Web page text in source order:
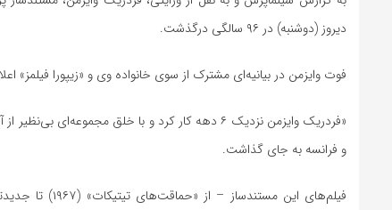
دیروز (دوشنبه) در ۹۶ سالگی درگذشت.
فوت وایزمن در بیانیه‌ای مشترک از سوی خانواده وی و «زیپورا فیلمز»
«فردریک وایزمن نزدیک ۶ دهه کار کرد و با خلق
و فرانسه به جای گذاشت.